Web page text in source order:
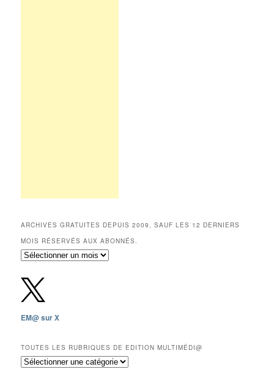
ARCHIVES GRATUITES DEPUIS 2009, SAUF LES 12 DERNIERS
MOIS RÉSERVÉS AUX ABONNÉS.
Archives
depuis
2009,
sauf
12
mois
réservés
aux
EM@ sur X
TOUTES LES RUBRIQUES DE EDITION MULTIMÉDI@
Toutes